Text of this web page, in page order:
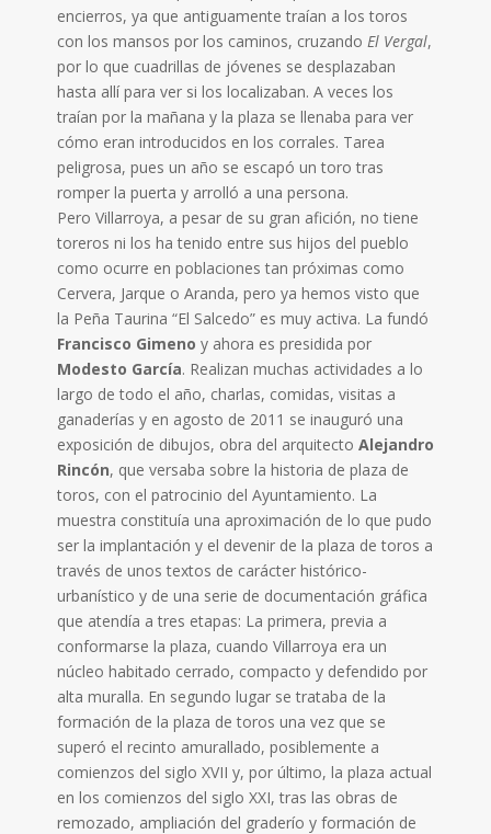
encierros, ya que antiguamente traían a los toros
con los mansos por los caminos, cruzando El Vergal,
por lo que cuadrillas de jóvenes se desplazaban
hasta allí para ver si los localizaban. A veces los
traían por la mañana y la plaza se llenaba para ver
cómo eran introducidos en los corrales. Tarea
peligrosa, pues un año se escapó un toro tras
romper la puerta y arrolló a una persona.
Pero Villarroya, a pesar de su gran afición, no tiene
toreros ni los ha tenido entre sus hijos del pueblo
como ocurre en poblaciones tan próximas como
Cervera, Jarque o Aranda, pero ya hemos visto que
la Peña Taurina “El Salcedo” es muy activa. La fundó
Francisco Gimeno y ahora es presidida por
Modesto García. Realizan muchas actividades a lo
largo de todo el año, charlas, comidas, visitas a
ganaderías y en agosto de 2011 se inauguró una
exposición de dibujos, obra del arquitecto Alejandro
Rincón, que versaba sobre la historia de plaza de
toros, con el patrocinio del Ayuntamiento. La
muestra constituía una aproximación de lo que pudo
ser la implantación y el devenir de la plaza de toros a
través de unos textos de carácter histórico-
urbanístico y de una serie de documentación gráfica
que atendía a tres etapas: La primera, previa a
conformarse la plaza, cuando Villarroya era un
núcleo habitado cerrado, compacto y defendido por
alta muralla. En segundo lugar se trataba de la
formación de la plaza de toros una vez que se
superó el recinto amurallado, posiblemente a
comienzos del siglo XVII y, por último, la plaza actual
en los comienzos del siglo XXI, tras las obras de
remozado, ampliación del graderío y formación de